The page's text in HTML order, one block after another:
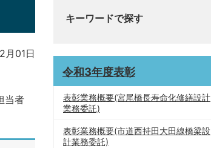
月01日
当者
キーワードで探す
令和3年度表彰
表彰業務概要(宮尾橋長寿命化修繕設計
業務委託)
表彰業務概要(市道西持田大田線橋梁設
計業務委託)